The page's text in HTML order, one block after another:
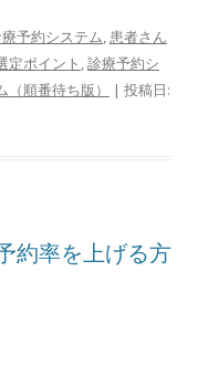
予約システム, 患者さん
定ポイント ,診療予約シ
順番待ち版）
| 投稿日:
約率を上げる方